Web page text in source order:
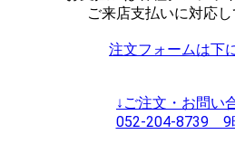
ご来店支払いに対応し
注文フォームは下
↓ご注文・お問い
052-204-8739 9